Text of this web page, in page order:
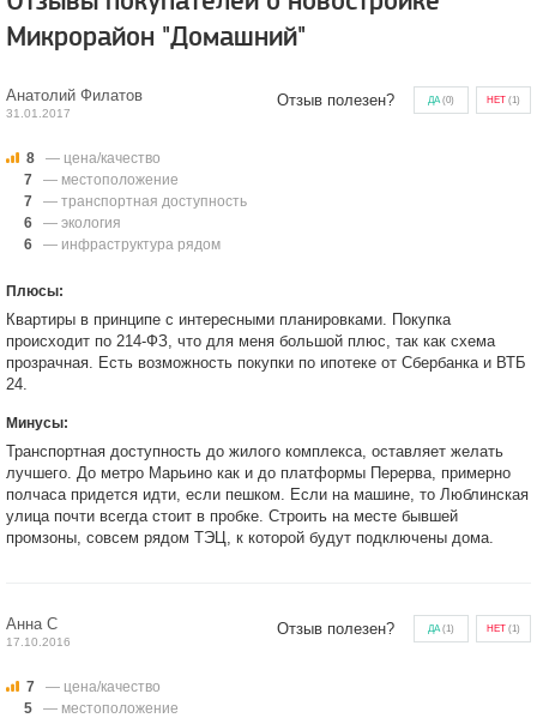
Микрорайон "Домашний"
Анатолий Филатов
31.01.2017
Отзыв полезен? ДА(0) НЕТ (1)
8
— цена/качество
7
— местоположение
7
— транспортная доступность
6
— экология
6
— инфраструктура рядом
Плюсы:
Квартиры в принципе с интересными планировками. Покупка
происходит по 214-ФЗ, что для меня большой плюс, так как схема
прозрачная. Есть возможность покупки по ипотеке от Сбербанка и ВТБ
24.
Минусы:
Транспортная доступность до жилого комплекса, оставляет желать
лучшего. До метро Марьино как и до платформы Перерва, примерно
полчаса придется идти, если пешком. Если на машине, то Люблинская
улица почти всегда стоит в пробке. Строить на месте бывшей
промзоны, совсем рядом ТЭЦ, к которой будут подключены дома.
Анна С
17.10.2016
Отзыв полезен? ДА(1) НЕТ (1)
7
— цена/качество
5
— местоположение